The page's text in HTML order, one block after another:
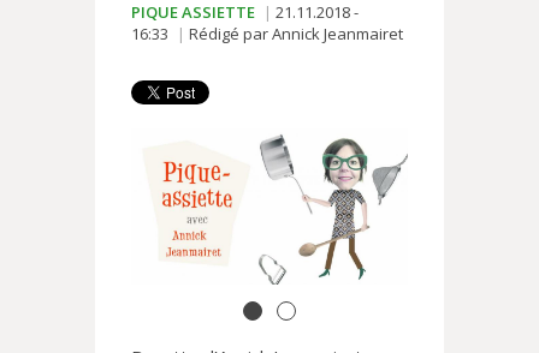
PIQUE ASSIETTE
21.11.2018 -
16:33
Rédigé par Annick Jeanmairet